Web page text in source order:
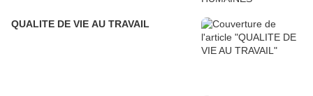
QUALITE DE VIE AU TRAVAIL